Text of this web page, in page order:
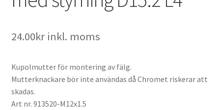
24.00krinkl. moms
Kupolmutter för montering av fälg.
Mutterknackare bör inte användas då Chromet riskerar att
skadas.
Art nr. 913520-M12x1.5